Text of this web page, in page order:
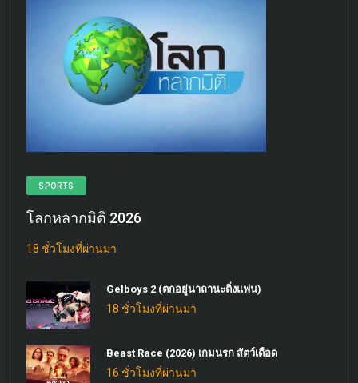
SPORTS
โลกหลากมิติ 2026
18 ชั่วโมงที่ผ่านมา
Gelboys 2 (ตกอยู่นาถานะติ่งแฟน)
18 ชั่วโมงที่ผ่านมา
Beast Race (2026) เกมนรก สัตว์เดือด
16 ชั่วโมงที่ผ่านมา